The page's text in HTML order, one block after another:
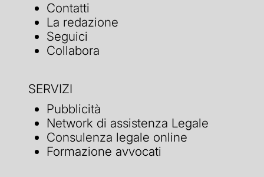
Contatti
La redazione
Seguici
Collabora
SERVIZI
Pubblicità
Network di assistenza Legale
Consulenza legale online
Formazione avvocati